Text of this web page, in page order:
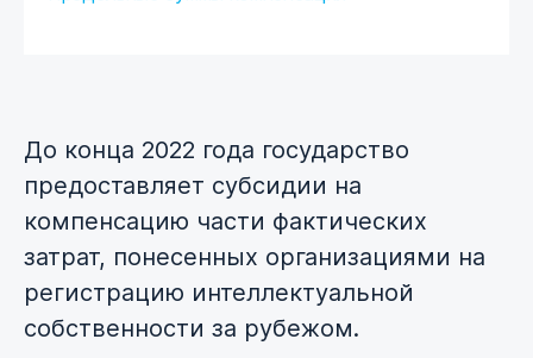
До конца 2022 года государство
предоставляет субсидии на
компенсацию части фактических
затрат, понесенных организациями на
регистрацию интеллектуальной
собственности за рубежом.